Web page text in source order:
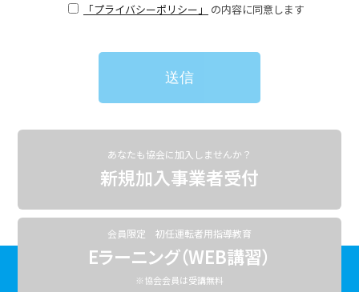
「プライバシーポリシー」 の内容に同意します
あなたも協会に加入しませんか？
新規加入事業者受付
会員限定 初任運転者用指導教育
Eラーニング（WEB講習）
※協会会員は受講無料